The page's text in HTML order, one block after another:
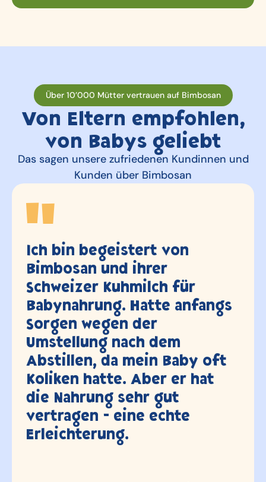
Über 10’000 Mütter vertrauen auf Bimbosan
Von Eltern empfohlen,
von Babys geliebt
Das sagen unsere zufriedenen Kundinnen und
Kunden über Bimbosan
oft
hat
Etwas melancholisch
wir heute die
Büchse (Super
3.5 Jahren und 2
letzten Mal geleert..
immer top zufrieden,
Dank!
Valerie